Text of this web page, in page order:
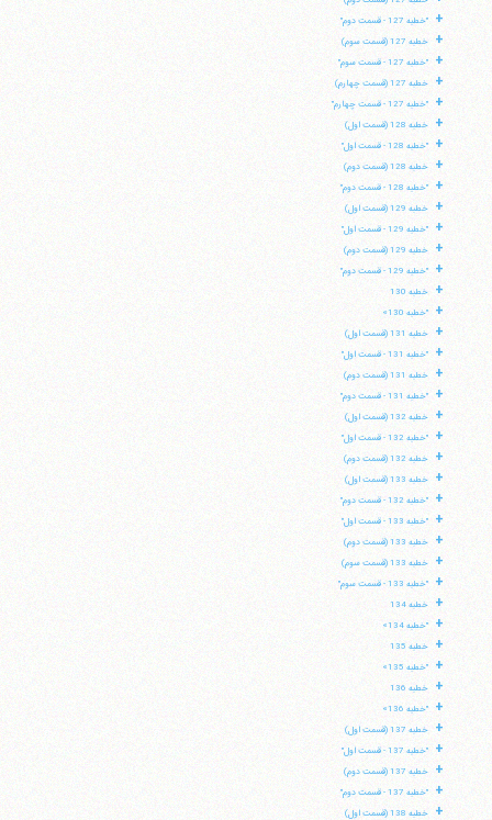
+ "خطبه 127 - قسمت دوم"
+ خطبه 127 (قسمت سوم)
+ "خطبه 127 - قسمت سوم"
+ خطبه 127 (قسمت چهارم)
+ "خطبه 127 - قسمت چهارم"
+ خطبه 128 (قسمت اول)
+ "خطبه 128 - قسمت اول"
+ خطبه 128 (قسمت دوم)
+ "خطبه 128 - قسمت دوم"
+ خطبه 129 (قسمت اول)
+ "خطبه 129 - قسمت اول"
+ خطبه 129 (قسمت دوم)
+ "خطبه 129 - قسمت دوم"
+ خطبه 130
+ "خطبه 130»
+ خطبه 131 (قسمت اول)
+ "خطبه 131 - قسمت اول"
+ خطبه 131 (قسمت دوم)
+ "خطبه 131 - قسمت دوم"
+ خطبه 132 (قسمت اول)
+ "خطبه 132 - قسمت اول"
+ خطبه 132 (قسمت دوم)
+ خطبه 133 (قسمت اول)
+ "خطبه 132 - قسمت دوم"
+ "خطبه 133 - قسمت اول"
+ خطبه 133 (قسمت دوم)
+ خطبه 133 (قسمت سوم)
+ "خطبه 133 - قسمت سوم"
+ خطبه 134
+ "خطبه 134»
+ خطبه 135
+ "خطبه 135»
+ خطبه 136
+ "خطبه 136»
+ خطبه 137 (قسمت اول)
+ "خطبه 137 - قسمت اول"
+ خطبه 137 (قسمت دوم)
+ "خطبه 137 - قسمت دوم"
+ خطبه 138 (قسمت اول)